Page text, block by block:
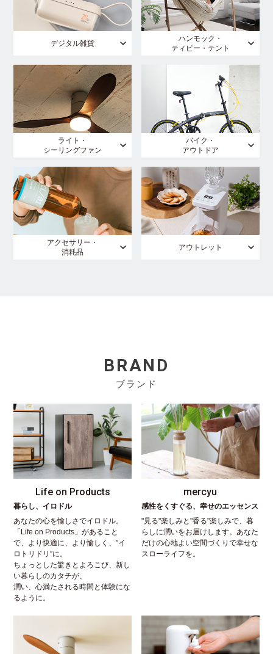
デジタル雑貨
ハンモック・
ティピー・テント
ライト・
シーリングファン
バイク・
アウトドア
アクセサリー・
消耗品
アウトレット
BRAND
ブランド
Life on Products
暮らし、イロドル
あなたの心を愉しさでイロドル。
「Life on Products」があること
で、より快適に、より愉しく、”イ
ロトリドリ”に。
ちょっとした驚きとよろこび、新し
い暮らしのカタチが、
潤い、心満たされる時間と体験にな
るように。
mercyu
感性をくすぐる、幸せのエッセンス
"見る"楽しみと"香る"楽しみで、暮
らしに潤いをお届けします。あなた
だけの心地よい空間づくりで幸せな
スローライフを。